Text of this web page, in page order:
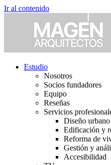
Ir al contenido
Estudio
Nosotros
Socios fundadores
Equipo
Reseñas
Servicios
Diseño urbano
Edificación y
Reforma de
Gestión y
Accesibilidad